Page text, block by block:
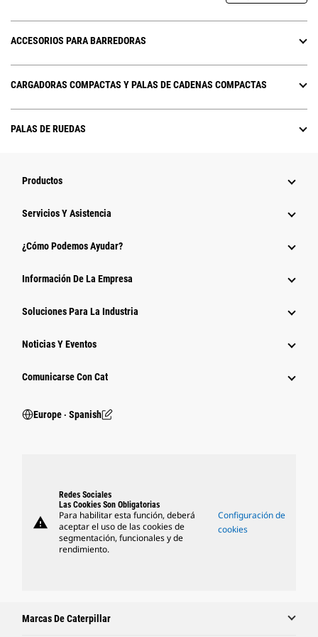
ACCESORIOS PARA BARREDORAS
CARGADORAS COMPACTAS Y PALAS DE CADENAS COMPACTAS
PALAS DE RUEDAS
Productos
Servicios Y Asistencia
¿Cómo Podemos Ayudar?
Información De La Empresa
Soluciones Para La Industria
Noticias Y Eventos
Comunicarse Con Cat
Europe ‧ Spanish
warning
Redes Sociales
Las Cookies Son Obligatorias
Para habilitar esta función, deberá
aceptar el uso de las cookies de
segmentación, funcionales y de
rendimiento.
Configuración de
cookies
Marcas De Caterpillar